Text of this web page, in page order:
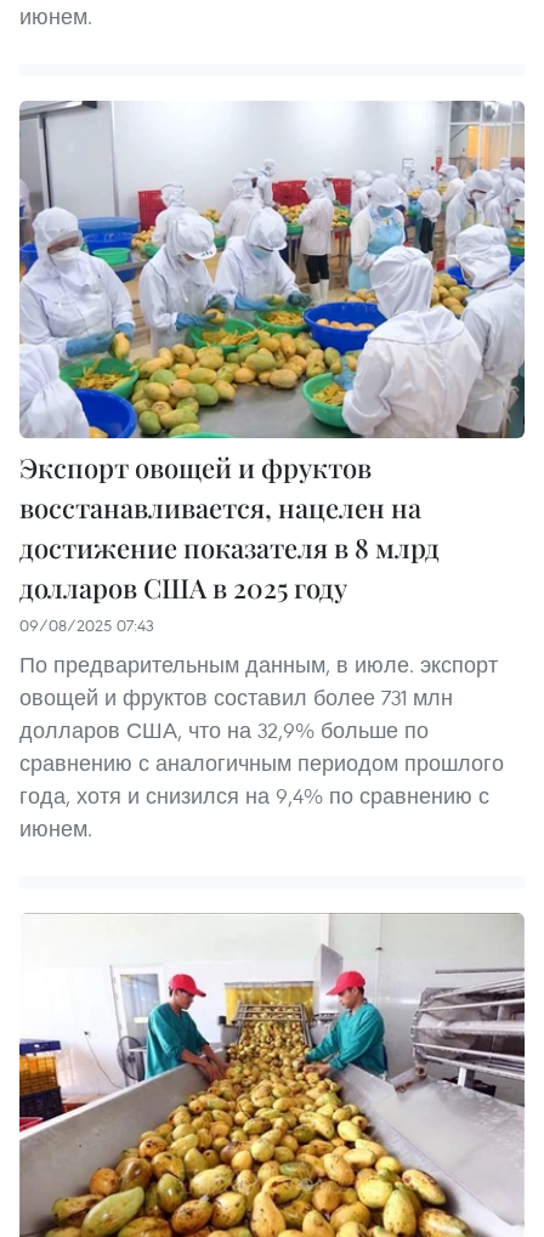
июнем.
Экспорт овощей и фруктов
восстанавливается, нацелен на
достижение показателя в 8 млрд
долларов США в 2025 году
09/08/2025 07:43
По предварительным данным, в июле. экспорт
овощей и фруктов составил более 731 млн
долларов США, что на 32,9% больше по
сравнению с аналогичным периодом прошлого
года, хотя и снизился на 9,4% по сравнению с
июнем.